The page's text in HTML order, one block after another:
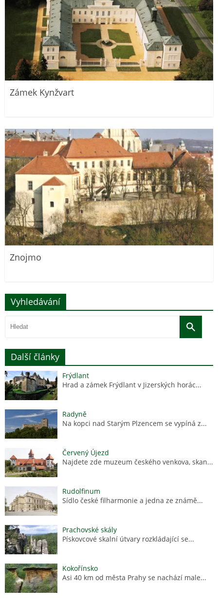
Zámek Kynžvart
Znojmo
Vyhledávání
Další články
Frýdlant
Hrad a zámek Frýdlant v Jizerských horác...
Radyně
Na kopci nad Starým Plzencem se vypíná z...
Červený Újezd
Najdete zde muzeum českého venkova, skan...
Rudolfinum
Sídlo české filharmonie a jedna ze známě...
Prachovské skály
Pískovcové skalní útvary rozkládající se...
Kokořínsko
Asi 40 km od města Prahy se nachází male...